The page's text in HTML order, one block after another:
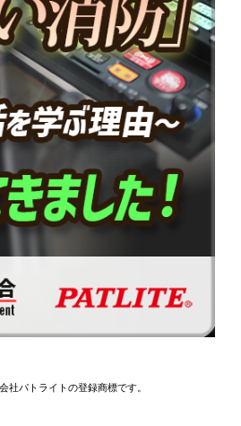
パトライトの登録商標です。